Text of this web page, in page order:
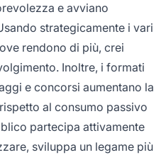
e avviano
strategicamente i vari
rendono di più, crei
Inoltre, i formati
e concorsi aumentano la
al consumo passivo
partecipa attivamente
sviluppa un legame più